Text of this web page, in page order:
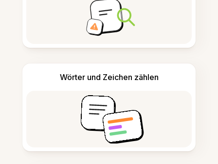
Wörter und Zeichen zählen